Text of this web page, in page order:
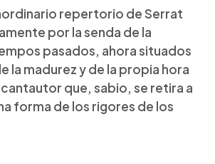
repertorio de Serrat
por la senda de la
pasados, ahora situados
la madurez y de la propia hora
que, sabio, se retira a
forma de los rigores de los